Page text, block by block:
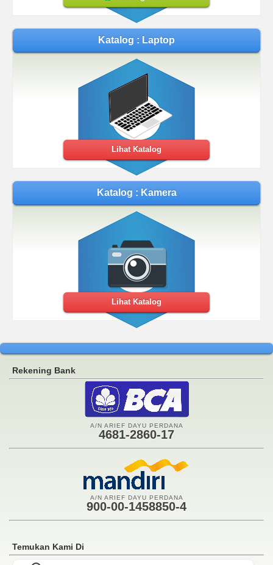
Katalog : Laptop
Lihat Katalog
Katalog : Kamera
Lihat Katalog
Rekening Bank
A/N ARIEF DAYU PERDANA
4681-2860-17
A/N ARIEF DAYU PERDANA
900-00-1458850-4
Temukan Kami Di